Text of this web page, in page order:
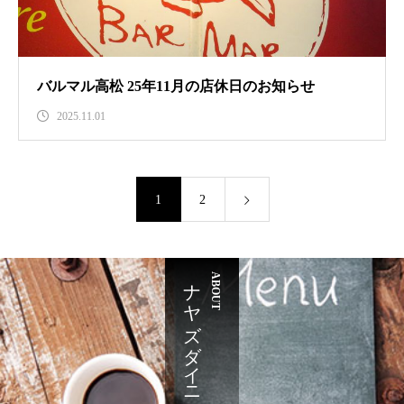
バルマル高松 25年11月の店休日のお知らせ
2025.11.01
1 2
ABOUT
ナヤズダイニング